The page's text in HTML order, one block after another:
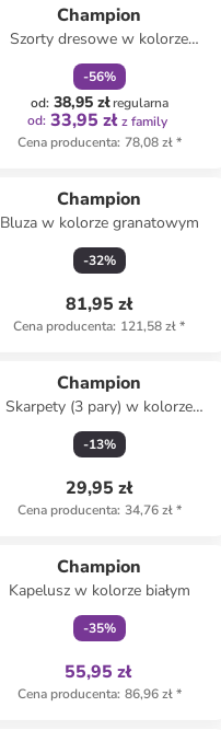
Champion
Szorty dresowe w kolorze
jasnoróżowym
-56%
od: 38,95 złregularna
od: 33,95 zł z family
Cena producenta: 78,08 zł*
Champion
Bluza w kolorze granatowym
-32%
81,95 zł
Cena producenta: 121,58 zł*
Champion
Skarpety (3 pary) w kolorze
jasnoróżowym, białym i
granatowym
-13%
29,95 zł
Cena producenta: 34,76 zł*
Champion
Kapelusz w kolorze białym
-35%
55,95 zł
Cena producenta: 86,96 zł*